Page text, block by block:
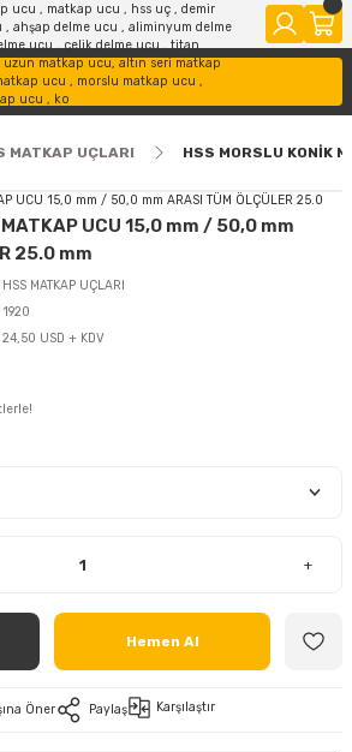
MATKAP UÇLARI HSS MORSLU KONİK
MATKAP UCU 15,0 mm / 50,0 mm
25.0 mm
HSS MATKAP UÇLARI
1920
24,50 USD + KDV
+
Hemen Al
Öner Paylaş Karşılaştır